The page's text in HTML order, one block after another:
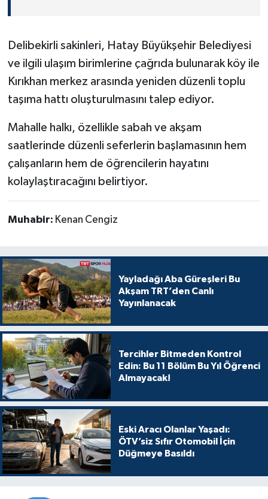
Delibekirli sakinleri, Hatay Büyükşehir Belediyesi
ve ilgili ulaşım birimlerine çağrıda bulunarak köy ile
Kırıkhan merkez arasında yeniden düzenli toplu
taşıma hattı oluşturulmasını talep ediyor.
Mahalle halkı, özellikle sabah ve akşam
saatlerinde düzenli seferlerin başlamasının hem
çalışanların hem de öğrencilerin hayatını
kolaylaştıracağını belirtiyor.
Muhabir: Kenan Cengiz
Yayladağı Aba Güreşleri Bu
Akşam TRT’den Canlı
Yayınlanacak
Tercihler Bitmeden Kontrol
Edin: Bu 11 Bölüm Bu Yıl Öğrenci
Almayacak!
Eski Aracı Olanlar Yaşadı:
ÖTV’siz Sıfır Otomobil İçin
Düğmeye Basıldı